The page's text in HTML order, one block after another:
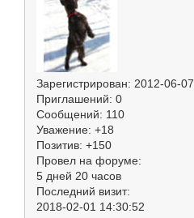
Зарегистрирован: 2012-06-07
Приглашений: 0
Сообщений: 110
Уважение: +18
Позитив: +150
Провел на форуме:
5 дней 20 часов
Последний визит:
2018-02-01 14:30:52